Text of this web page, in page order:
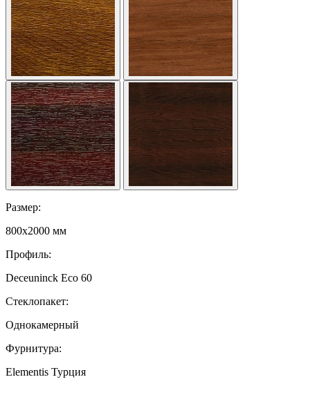
Размер:
800x2000 мм
Профиль:
Deceuninck Eco 60
Стеклопакет:
Однокамерный
Фурнитура:
Elementis Турция